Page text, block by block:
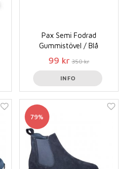
Pax Semi Fodrad
Gummistövel / Blå
99 kr 350 kr
INFO
79%